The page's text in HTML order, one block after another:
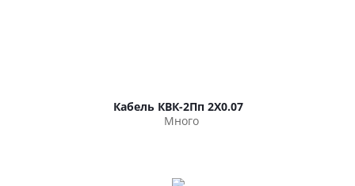
Кабель КВК-2Пп 2Х0.07
Много